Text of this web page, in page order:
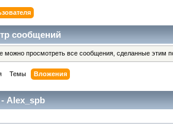
сообщений
можно просмотреть все сообщения, сделанные этим
Темы Вложения
Alex_spb